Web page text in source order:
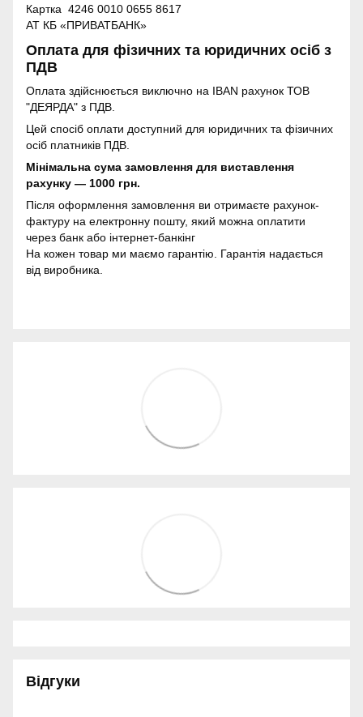
Картка 4246 0010 0655 8617
АТ КБ «ПРИВАТБАНК»
Оплата для фізичних та юридичних осіб з
ПДВ
Оплата здійснюється виключно на IBAN рахунок ТОВ
"ДЕЯРДА" з ПДВ.
Цей спосіб оплати доступний для юридичних та фізичних
осіб платників ПДВ.
Мінімальна сума замовлення для виставлення
рахунку — 1000 грн.
Після оформлення замовлення ви отримаєте рахунок-
фактуру на електронну пошту, який можна оплатити
через банк або інтернет-банкінг
На кожен товар ми маємо гарантію. Гарантія надається
від виробника.
Відгуки